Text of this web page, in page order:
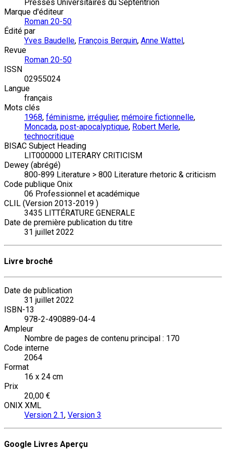
Presses Universitaires du Septentrion
Marque d'éditeur
Roman 20-50
Édité par
Yves Baudelle, François Berquin, Anne Wattel,
Revue
Roman 20-50
ISSN
02955024
Langue
français
Mots clés
1968, féminisme, irrégulier, mémoire fictionnelle,
Moncada, post-apocalyptique, Robert Merle,
technocritique
BISAC Subject Heading
LIT000000 LITERARY CRITICISM
Dewey (abrégé)
800-899 Literature > 800 Literature rhetoric & criticism
Code publique Onix
06 Professionnel et académique
CLIL (Version 2013-2019 )
3435 LITTÉRATURE GENERALE
Date de première publication du titre
31 juillet 2022
Livre broché
Date de publication
31 juillet 2022
ISBN-13
978-2-490889-04-4
Ampleur
Nombre de pages de contenu principal : 170
Code interne
2064
Format
16 x 24 cm
Prix
20,00 €
ONIX XML
Version 2.1, Version 3
Google Livres Aperçu